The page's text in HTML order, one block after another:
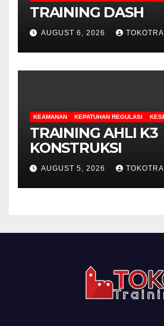
TRAINING DASH
AUGUST 6, 2026
KEAMANAN KEPATUHAN REGULASI
TRAINING AHLI K3
KONSTRUKSI
AUGUST 5, 2026